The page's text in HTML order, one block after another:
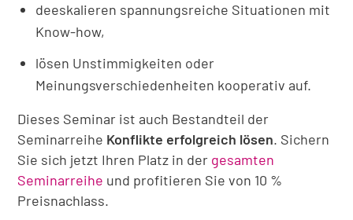
deeskalieren spannungsreiche Situationen mit
Know-how,
lösen Unstimmigkeiten oder
Meinungsverschiedenheiten kooperativ auf.
Dieses Seminar ist auch Bestandteil der
Seminarreihe Konflikte erfolgreich lösen. Sichern
Sie sich jetzt Ihren Platz in der gesamten
Seminarreihe und profitieren Sie von 10 %
Preisnachlass.